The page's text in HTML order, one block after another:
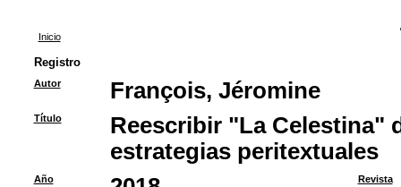
Inicio
Registro
Autor François, Jéromine
Título
Reescribir "La Celestina"
estrategias peritextuales
Año Revista